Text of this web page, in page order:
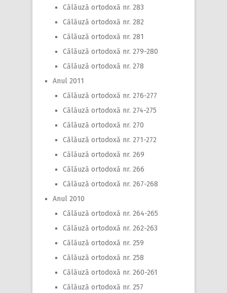
Călăuză ortodoxă nr. 283
Călăuză ortodoxă nr. 282
Călăuză ortodoxă nr. 281
Călăuză ortodoxă nr. 279-280
Călăuză ortodoxă nr. 278
Anul 2011
Călăuză ortodoxă nr. 276-277
Călăuză ortodoxă nr. 274-275
Călăuză ortodoxă nr. 270
Călăuză ortodoxă nr. 271-272
Călăuză ortodoxă nr. 269
Călăuză ortodoxă nr. 266
Călăuză ortodoxă nr. 267-268
Anul 2010
Călăuză ortodoxă nr. 264-265
Călăuză ortodoxă nr. 262-263
Călăuză ortodoxă nr. 259
Călăuză ortodoxă nr. 258
Călăuză ortodoxă nr. 260-261
Călăuză ortodoxă nr. 257